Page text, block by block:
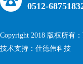
0512-
Copyright 2018 版权所有
技术支持：仕德伟科技